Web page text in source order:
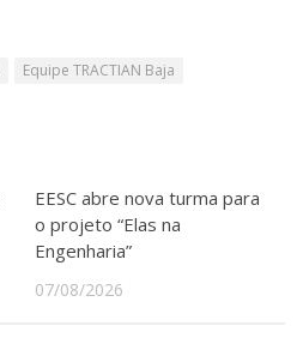
Equipe TRACTIAN Baja
EESC abre nova turma para
o projeto “Elas na
Engenharia”
07/08/2026